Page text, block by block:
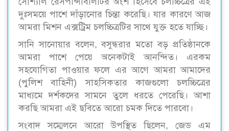
দুঃসময়ে পাশে দাঁড়ানোর চিন্তা করেছি। যার কারণে আজ
আমরা মিশন এক্সট্রিম চলচ্চিত্রটির সাথে যুক্ত হতে যাচ্ছি।
সানি সানোয়ার বলেন, বসুন্ধরার মতো বড় প্রতিষ্ঠানকে
আমরা পাশে পেয়ে অনেকটাই আনন্দিত। এরকম
সহযোগিতা পাওয়ার ফলে এর আগে আমরা আমাদের
(পুলিশ বাহিনী) সাহসিকতার কাজগুলো চলচ্চিত্রের
মাধ্যমে দর্শকদের সামনে তুলে ধরতে পেরেছি। আশা
করছি আমরা এই ছবিতে আরো চমক দিতে পারবো।
সংবাদ সম্মেলনে আরো উপস্থিত ছিলেন, জেড এম